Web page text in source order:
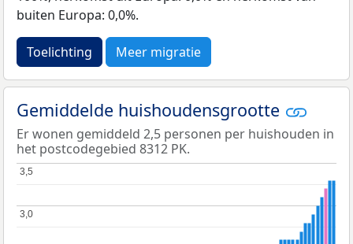
buiten Europa: 0,0%.
Toelichting Meer migratie
Gemiddelde huishoudensgrootte
Er wonen gemiddeld 2,5 personen per huishouden in
het postcodegebied 8312 PK.
3,0
3,0
3,5
3,5